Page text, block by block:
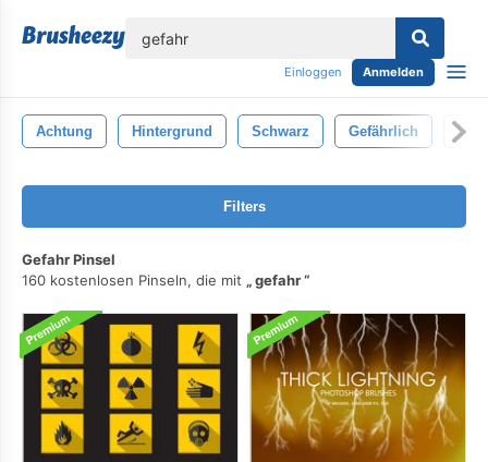
Einloggen Anmelden
Achtung Hintergrund Schwarz Gefährlich
Filters
Gefahr Pinsel
160 kostenlosen Pinseln, die mit
gefahr